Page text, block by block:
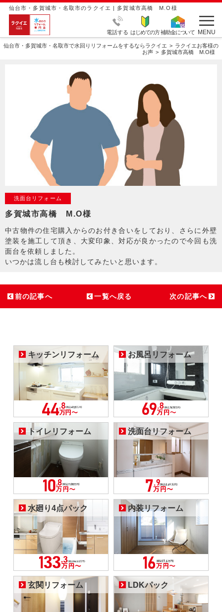
仙台市・多賀城市・名取市のラクイエ | 多賀城市高橋 M.O様
電話する はじめての方補助金について MENU
仙台市・多賀城市・名取市で水回りリフォームをするならラクイエ
ラクイエお客様の
お声
多賀城市高橋 M.O様
洗面台リフォーム
多賀城市高橋 M.O様
中古物件の住宅購入からのお付き合いをしており、さらに外壁
塗装を施工して頂き、大変印象、対応が良かったので今回も洗
面台を依頼しました。
いつかは流し台も検討してみたいと思います。
前の記事へ 一覧へ戻る 次の記事へ
キッチンリフォーム お風呂リフォーム
トイレリフォーム 洗面台リフォーム
水廻り4点パック 内装リフォーム
玄関リフォーム LDKパック